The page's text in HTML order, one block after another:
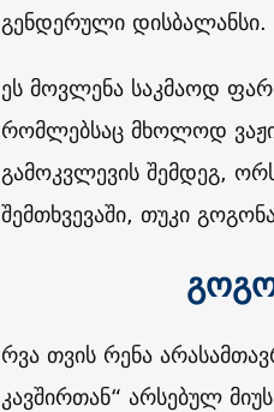
გენდერული დისბალანსი.
ეს მოვლენა საკმაოდ
რომლებსაც მხოლოდ
გამოკვლევის შემდეგ,
შემთხვევაში, თუკი
რვა თვის რენა
კავშირთან“ არსებულ